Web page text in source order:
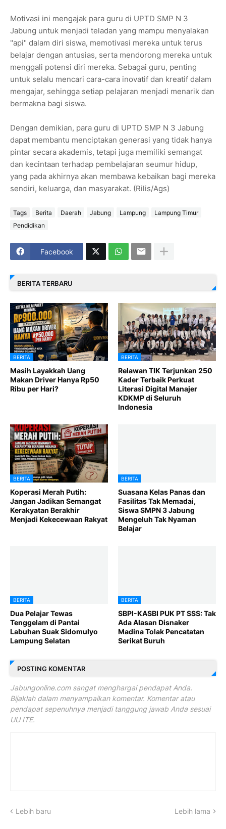
Motivasi ini mengajak para guru di UPTD SMP N 3
Jabung untuk menjadi teladan yang mampu menyalakan
"api" dalam diri siswa, memotivasi mereka untuk terus
belajar dengan antusias, serta mendorong mereka untuk
menggali potensi diri mereka. Sebagai guru, penting
untuk selalu mencari cara-cara inovatif dan kreatif dalam
mengajar, sehingga setiap pelajaran menjadi menarik dan
bermakna bagi siswa.
Dengan demikian, para guru di UPTD SMP N 3 Jabung
dapat membantu menciptakan generasi yang tidak hanya
pintar secara akademis, tetapi juga memiliki semangat
dan kecintaan terhadap pembelajaran seumur hidup,
yang pada akhirnya akan membawa kebaikan bagi mereka
sendiri, keluarga, dan masyarakat. (Rilis/Ags)
Tags Berita Daerah Jabung Lampung
Lampung Timur
Pendidikan
Facebook
BERITA TERBARU
BERITA
Masih Layakkah Uang
Makan Driver Hanya Rp50
Ribu per Hari?
BERITA
Relawan TIK Terjunkan 250
Kader Terbaik Perkuat
Literasi Digital Manajer
KDKMP di Seluruh
Indonesia
BERITA
Koperasi Merah Putih:
Jangan Jadikan Semangat
Kerakyatan Berakhir
Menjadi Kekecewaan Rakyat
BERITA
Suasana Kelas Panas dan
Fasilitas Tak Memadai,
Siswa SMPN 3 Jabung
Mengeluh Tak Nyaman
Belajar
BERITA
Dua Pelajar Tewas
Tenggelam di Pantai
Labuhan Suak Sidomulyo
Lampung Selatan
BERITA
SBPI-KASBI PUK PT SSS: Tak
Ada Alasan Disnaker
Madina Tolak Pencatatan
Serikat Buruh
POSTING KOMENTAR
Jabungonline.com sangat menghargai pendapat Anda.
Bijaklah dalam menyampaikan komentar. Komentar atau
pendapat sepenuhnya menjadi tanggung jawab Anda sesuai
UU ITE.
Lebih baru Lebih lama